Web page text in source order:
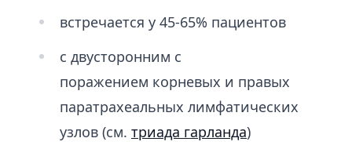
встречается у 45-65% пациентов
c двусторонним с
поражением корневых и правых
паратрахеальных лимфатических
узлов (см. триада гарланда)